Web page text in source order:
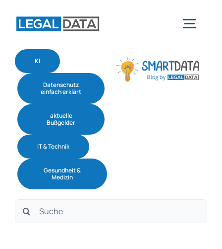
Home
Services
Software
KI
Datenschutz
einfach erklärt
aktuelle
Bußgelder
IT & Technik
Gesundheit &
Medizin
Suche